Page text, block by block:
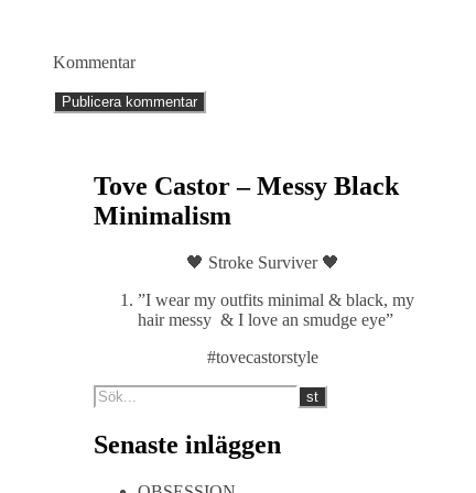
Kommentar
Tove Castor – Messy Black
Minimalism
🖤 Stroke Surviver 🖤
”I wear my outfits minimal & black, my
hair messy & I love an smudge eye”
#tovecastorstyle
Senaste inläggen